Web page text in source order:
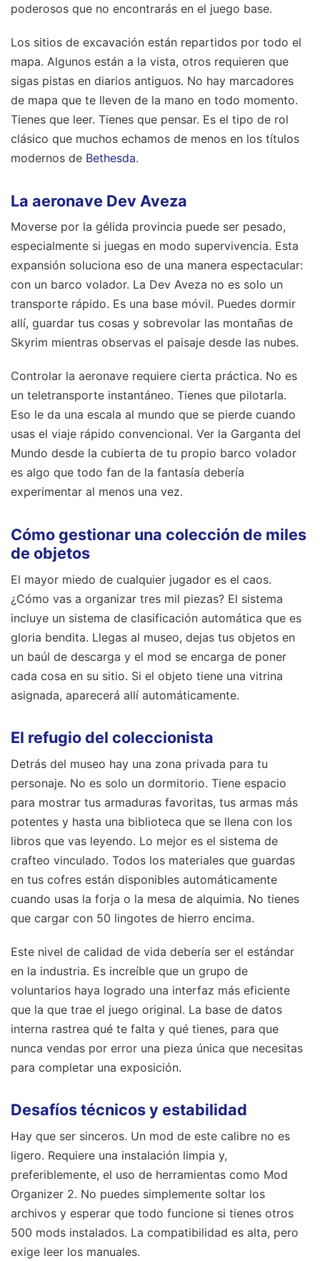
poderosos que no encontrarás en el juego base.
Los sitios de excavación están repartidos por todo el
mapa. Algunos están a la vista, otros requieren que
sigas pistas en diarios antiguos. No hay marcadores
de mapa que te lleven de la mano en todo momento.
Tienes que leer. Tienes que pensar. Es el tipo de rol
clásico que muchos echamos de menos en los títulos
modernos de Bethesda.
La aeronave Dev Aveza
Moverse por la gélida provincia puede ser pesado,
especialmente si juegas en modo supervivencia. Esta
expansión soluciona eso de una manera espectacular:
con un barco volador. La Dev Aveza no es solo un
transporte rápido. Es una base móvil. Puedes dormir
allí, guardar tus cosas y sobrevolar las montañas de
Skyrim mientras observas el paisaje desde las nubes.
Controlar la aeronave requiere cierta práctica. No es
un teletransporte instantáneo. Tienes que pilotarla.
Eso le da una escala al mundo que se pierde cuando
usas el viaje rápido convencional. Ver la Garganta del
Mundo desde la cubierta de tu propio barco volador
es algo que todo fan de la fantasía debería
experimentar al menos una vez.
Cómo gestionar una colección de miles
de objetos
El mayor miedo de cualquier jugador es el caos.
¿Cómo vas a organizar tres mil piezas? El sistema
incluye un sistema de clasificación automática que es
gloria bendita. Llegas al museo, dejas tus objetos en
un baúl de descarga y el mod se encarga de poner
cada cosa en su sitio. Si el objeto tiene una vitrina
asignada, aparecerá allí automáticamente.
El refugio del coleccionista
Detrás del museo hay una zona privada para tu
personaje. No es solo un dormitorio. Tiene espacio
para mostrar tus armaduras favoritas, tus armas más
potentes y hasta una biblioteca que se llena con los
libros que vas leyendo. Lo mejor es el sistema de
crafteo vinculado. Todos los materiales que guardas
en tus cofres están disponibles automáticamente
cuando usas la forja o la mesa de alquimia. No tienes
que cargar con 50 lingotes de hierro encima.
Este nivel de calidad de vida debería ser el estándar
en la industria. Es increíble que un grupo de
voluntarios haya logrado una interfaz más eficiente
que la que trae el juego original. La base de datos
interna rastrea qué te falta y qué tienes, para que
nunca vendas por error una pieza única que necesitas
para completar una exposición.
Desafíos técnicos y estabilidad
Hay que ser sinceros. Un mod de este calibre no es
ligero. Requiere una instalación limpia y,
preferiblemente, el uso de herramientas como Mod
Organizer 2. No puedes simplemente soltar los
archivos y esperar que todo funcione si tienes otros
500 mods instalados. La compatibilidad es alta, pero
exige leer los manuales.